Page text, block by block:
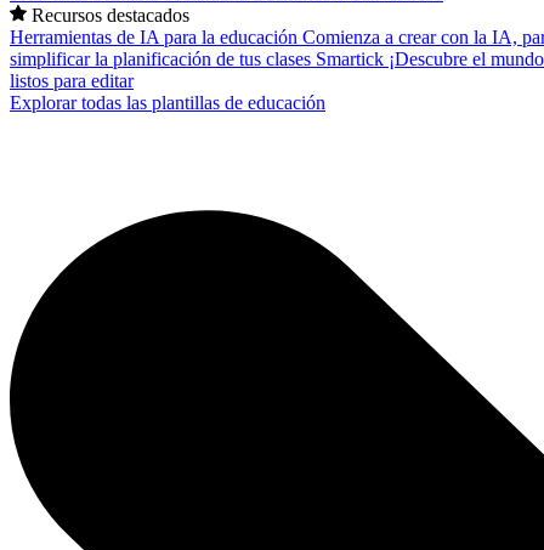
Recursos destacados
Herramientas de IA para la educación Comienza a crear con la IA,
simplificar la planificación de tus clases Smartick ¡Descubre el
listos para editar
Explorar todas las plantillas de educación